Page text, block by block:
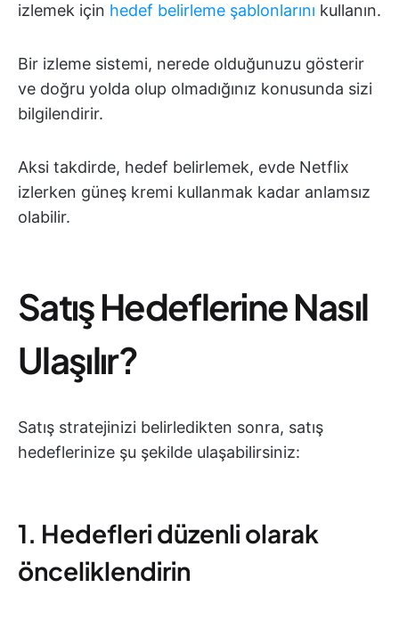
izlemek için hedef belirleme şablonlarını kullanın.
Bir izleme sistemi, nerede olduğunuzu gösterir
ve doğru yolda olup olmadığınız konusunda sizi
bilgilendirir.
Aksi takdirde, hedef belirlemek, evde Netflix
izlerken güneş kremi kullanmak kadar anlamsız
olabilir.
Satış Hedeflerine Nasıl
Ulaşılır?
Satış stratejinizi belirledikten sonra, satış
hedeflerinize şu şekilde ulaşabilirsiniz:
1. Hedefleri düzenli olarak
önceliklendirin